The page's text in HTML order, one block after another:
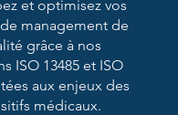
et optimisez vos
management de
grâce à nos
ISO 13485 et ISO
aux enjeux des
médicaux.